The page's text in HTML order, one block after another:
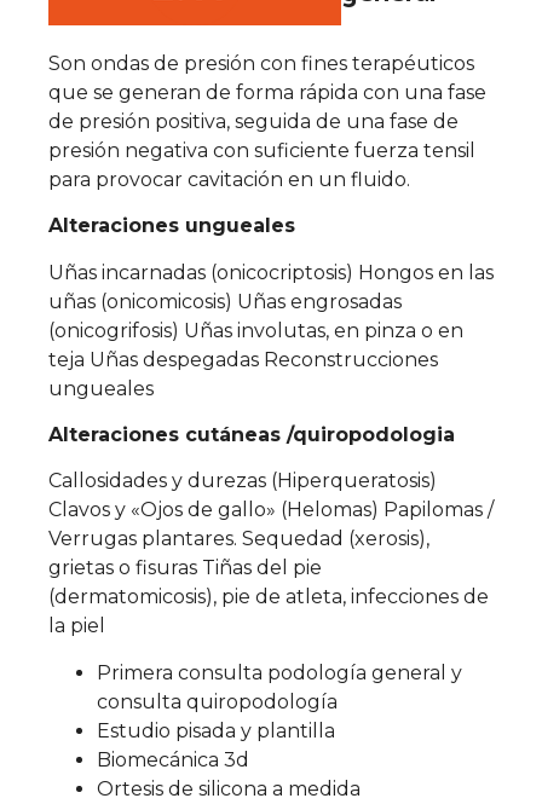
Son ondas de presión con fines terapéuticos
que se generan de forma rápida con una fase
de presión positiva, seguida de una fase de
presión negativa con suficiente fuerza tensil
para provocar cavitación en un fluido.
Alteraciones ungueales
Uñas incarnadas (onicocriptosis) Hongos en las
uñas (onicomicosis) Uñas engrosadas
(onicogrifosis) Uñas involutas, en pinza o en
teja Uñas despegadas Reconstrucciones
ungueales
Alteraciones cutáneas /quiropodologia
Callosidades y durezas (Hiperqueratosis)
Clavos y «Ojos de gallo» (Helomas) Papilomas /
Verrugas plantares. Sequedad (xerosis),
grietas o fisuras Tiñas del pie
(dermatomicosis), pie de atleta, infecciones de
la piel
Primera consulta podología general y
consulta quiropodología
Estudio pisada y plantilla
Biomecánica 3d
Ortesis de silicona a medida